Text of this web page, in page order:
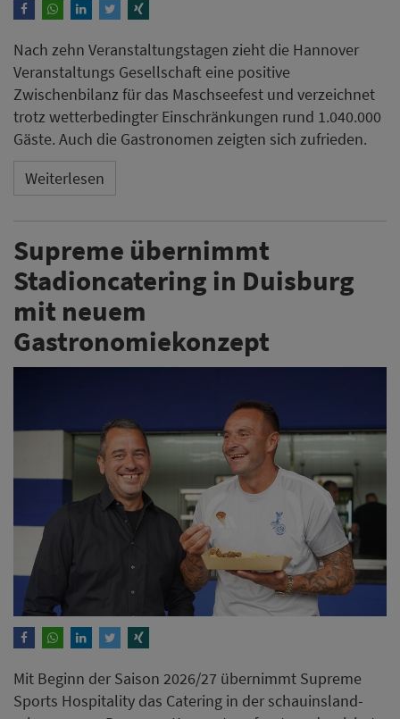
Nach zehn Veranstaltungstagen zieht die Hannover
Veranstaltungs Gesellschaft eine positive
Zwischenbilanz für das Maschseefest und verzeichnet
trotz wetterbedingter Einschränkungen rund 1.040.000
Gäste. Auch die Gastronomen zeigten sich zufrieden.
Weiterlesen
Supreme übernimmt
Stadioncatering in Duisburg
mit neuem
Gastronomiekonzept
Mit Beginn der Saison 2026/27 übernimmt Supreme
Sports Hospitality das Catering in der schauinsland-